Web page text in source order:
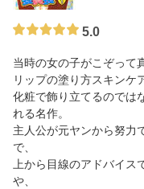
5.0
当時の女の子がこぞって
リップの塗り方スキンケ
化粧で飾り立てるのでは
れる名作。
主人公が元ヤンから努力
で、
上から目線のアドバイス
や、